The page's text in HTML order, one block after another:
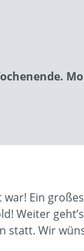
Ein
Weiter
statt. Wir